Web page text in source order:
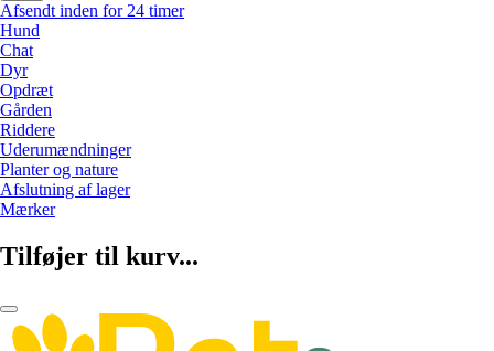
Afsendt inden for 24 timer
Hund
Chat
Dyr
Opdræt
Gården
Riddere
Uderumændninger
Planter og nature
Afslutning af lager
Mærker
Tilføjer til kurv...